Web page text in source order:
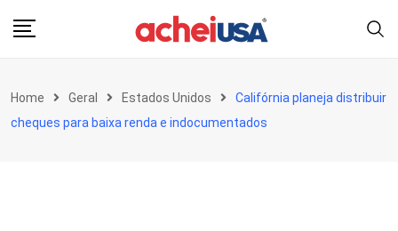
Home Geral Estados Unidos
Califórnia planeja distribuir
cheques para baixa renda e indocumentados